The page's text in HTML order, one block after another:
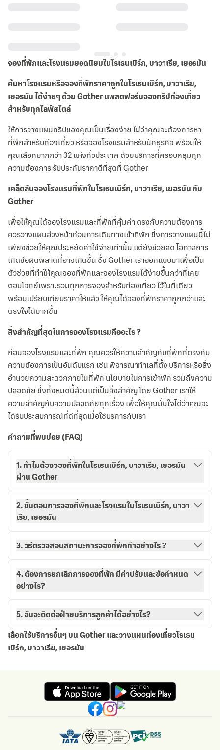
จองที่พักและโรงแรมยอดนิยมในโรเธนเบิร์ก, บาวาเรีย, เยอรมัน
ค้นหาโรงแรมหรือจองที่พักราคาถูกในโรเธนเบิร์ก, บาวาเรีย,
เยอรมัน ได้ง่ายๆ ด้วย Gother แพลตฟอร์มจองทริปท่องเที่ยว
สำหรับทุกไลฟ์สไตล์
ให้การวางแผนทริปของคุณเป็นเรื่องง่าย ไม่ว่าคุณจะต้องการหา
ที่พักสำหรับท่องเที่ยว หรือจองโรงแรมสำหรับนักธุรกิจ พร้อมให้
คุณเลือกมากกว่า 32 แห่งทั่วประเทศ ด้วยบริการที่ครอบคลุมทุก
ความต้องการ รับประกันราคาดีที่สุดที่ Gother
เคล็ดลับจองโรงแรมที่พักในโรเธนเบิร์ก, บาวาเรีย, เยอรมัน กับ
Gother
เพื่อให้คุณได้จองโรงแรมและที่พักที่คุ้มค่า ตรงกับความต้องการ
ควรวางแผนล่วงหน้าก่อนการเดินทางเข้าที่พัก ซึ่งการวางแผนนี้ไม่
เพียงช่วยให้คุณประหยัดค่าใช้จ่ายเท่านั้น แต่ยังช่วยลด โอกาสการ
เกิดข้อผิดพลาดที่อาจเกิดขึ้น ซึ่ง Gother เราออกแบบมาเพื่อเป็น
ตัวช่วยที่ทำให้คุณจองที่พักและจองโรงแรมได้ง่ายขึ้นกว่าที่เคย
ตอบโจทย์เพราะรวมทุกการจองสำหรับท่องเที่ยว ไว้ในที่เดียว
พร้อมเปรียบเทียบราคาให้แล้ว ให้คุณได้จองที่พักราคาถูกกว่าและ
ตรงใจได้มากขึ้น
สิ่งสำคัญที่สุดในการจองโรงแรมคืออะไร ?
ก่อนจองโรงแรมและที่พัก คุณควรให้ความสำคัญกับที่พักที่ตรงกับ
ความต้องการเป็นอันดับแรก เช่น พิจารณาทำเลที่ตั้ง บริการหรือสิ่ง
อำนวยความสะดวกภายในที่พัก นโยบายในการเข้าพัก รวมถึงความ
ปลอดภัย ซึ่งทั้งหมดนี้ล้วนแต่เป็นสิ่งสำคัญ โดย Gother เราให้
ความสำคัญกับความปลอดภัยทุกเรื่อง เพื่อให้คุณมั่นใจได้ว่าคุณจะ
ได้รับประสบการณ์ที่ดีที่สุดเมื่อใช้บริการกับเรา
คำถามที่พบบ่อย (FAQ)
1. ทำไมต้องจองที่พักในโรเธนเบิร์ก, บาวาเรีย, เยอรมัน
ผ่าน Gother
2. ขั้นตอนการจองที่พักและโรงแรมในโรเธนเบิร์ก, บาวา
เรีย, เยอรมัน
3. วิธีตรวจสอบสถานะการจองที่พักทำอย่างไร ?
การจองของฉัน
4. ต้องการยกเลิกการจองที่พัก มีค่าปรับและข้อกำหนด
อย่างไร?
5. ฉันจะติดต่อฝ่ายบริการลูกค้าได้อย่างไร?
เลือกใช้บริการอื่นๆ บน Gother และวางแผนท่องเที่ยวโรเธน
เบิร์ก, บาวาเรีย, เยอรมัน